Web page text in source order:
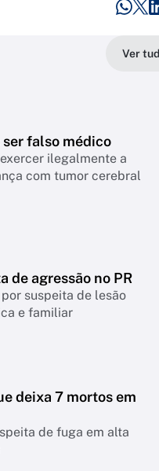
Ver
falso médico
ilegalmente a
com tumor cerebral
de agressão no PR
suspeita de lesão
e familiar
deixa 7 mortos em
de fuga em alta